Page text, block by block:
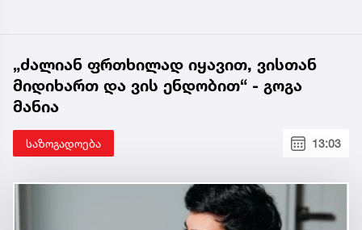
„ძალიან ფრთხილად იყავით, ვისთან
მიდიხართ და ვის ენდობით“ - გოგა
მანია
საზოგადოება 13:03